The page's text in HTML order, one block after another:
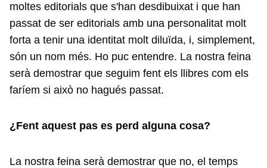
moltes editorials que s'han desdibuixat i que han
passat de ser editorials amb una personalitat molt
forta a tenir una identitat molt diluïda, i, simplement,
són un nom més. Ho puc entendre. La nostra feina
serà demostrar que seguim fent els llibres com els
faríem si això no hagués passat.
¿Fent aquest pas es perd alguna cosa?
La nostra feina serà demostrar que no, el temps